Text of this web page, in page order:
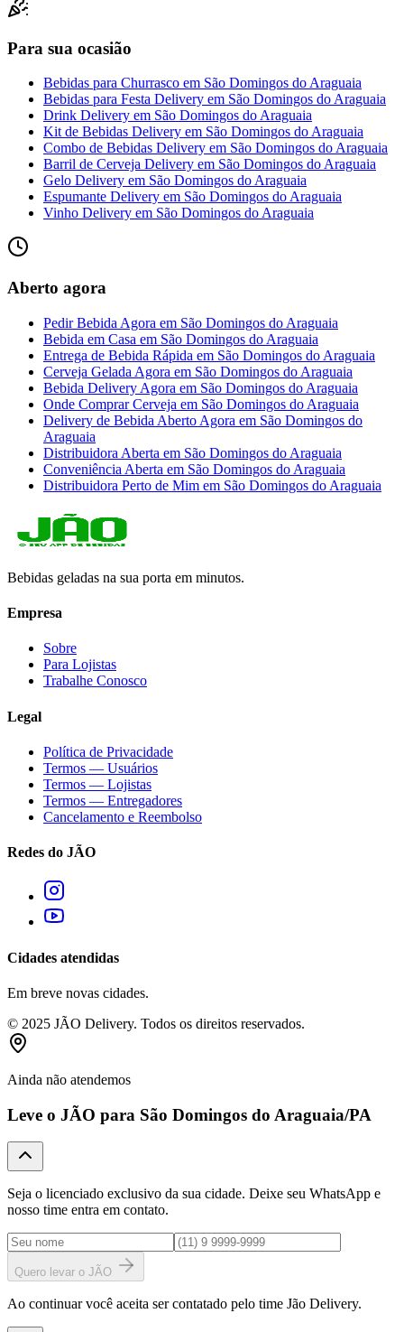
Para sua ocasião
Bebidas para Churrasco em São Domingos do Araguaia
Bebidas para Festa Delivery em São Domingos do Araguaia
Drink Delivery em São Domingos do Araguaia
Kit de Bebidas Delivery em São Domingos do Araguaia
Combo de Bebidas Delivery em São Domingos do Araguaia
Barril de Cerveja Delivery em São Domingos do Araguaia
Gelo Delivery em São Domingos do Araguaia
Espumante Delivery em São Domingos do Araguaia
Vinho Delivery em São Domingos do Araguaia
Aberto agora
Pedir Bebida Agora em São Domingos do Araguaia
Bebida em Casa em São Domingos do Araguaia
Entrega de Bebida Rápida em São Domingos do Araguaia
Cerveja Gelada Agora em São Domingos do Araguaia
Bebida Delivery Agora em São Domingos do Araguaia
Onde Comprar Cerveja em São Domingos do Araguaia
Delivery de Bebida Aberto Agora em São Domingos do
Araguaia
Distribuidora Aberta em São Domingos do Araguaia
Conveniência Aberta em São Domingos do Araguaia
Distribuidora Perto de Mim em São Domingos do Araguaia
Bebidas geladas na sua porta em minutos.
Empresa
Sobre
Para Lojistas
Trabalhe Conosco
Legal
Política de Privacidade
Termos — Usuários
Termos — Lojistas
Termos — Entregadores
Cancelamento e Reembolso
Redes do JÃO
Cidades atendidas
Em breve novas cidades.
© 2025 JÃO Delivery. Todos os direitos reservados.
Ainda não atendemos
Leve o JÃO para São Domingos do Araguaia/PA
Seja o licenciado exclusivo da sua cidade. Deixe seu WhatsApp e
nosso time entra em contato.
Quero levar o JÃO
Ao continuar você aceita ser contatado pelo time Jão Delivery.